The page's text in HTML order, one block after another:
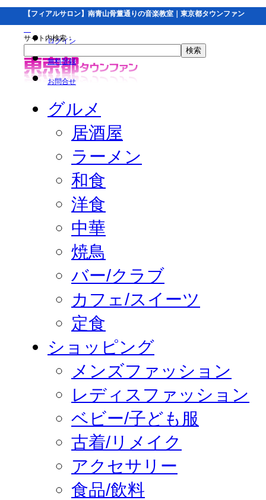
【フィアルサロン】南青山骨董通りの音楽教室｜東京都タウンファン
ログイン
無料登録
お問合せ
サイト内検索：
グルメ
居酒屋
ラーメン
和食
洋食
中華
焼鳥
バー/クラブ
カフェ/スイーツ
定食
ショッピング
メンズファッション
レディスファッション
ベビー/子ども服
古着/リメイク
アクセサリー
食品/飲料